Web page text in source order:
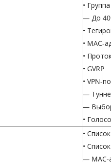
•
— До
•
• MAC-
•
• GVRP
• VPN-
—
—
•
•
•
— MAC-